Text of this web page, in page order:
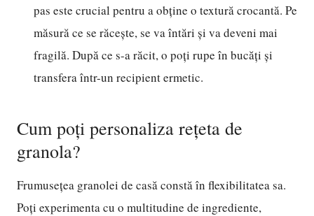
pas este crucial pentru a obține o textură crocantă. Pe
măsură ce se răcește, se va întări și va deveni mai
fragilă. După ce s-a răcit, o poți rupe în bucăți și
transfera într-un recipient ermetic.
Cum poți personaliza rețeta de
granola?
Frumusețea granolei de casă constă în flexibilitatea sa.
Poți experimenta cu o multitudine de ingrediente,